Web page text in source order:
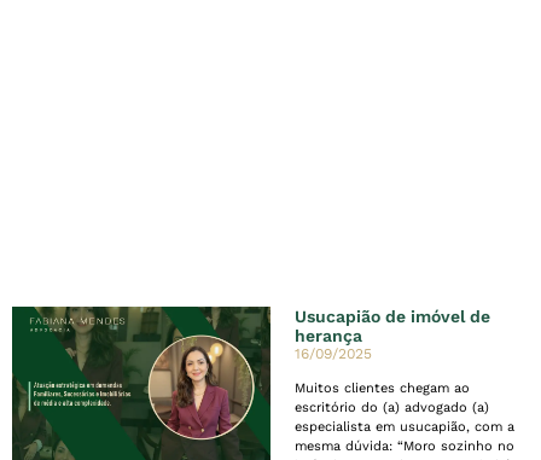
Usucapião de imóvel de
herança
16/09/2025
Muitos clientes chegam ao
escritório do (a) advogado (a)
especialista em usucapião, com a
mesma dúvida: “Moro sozinho no